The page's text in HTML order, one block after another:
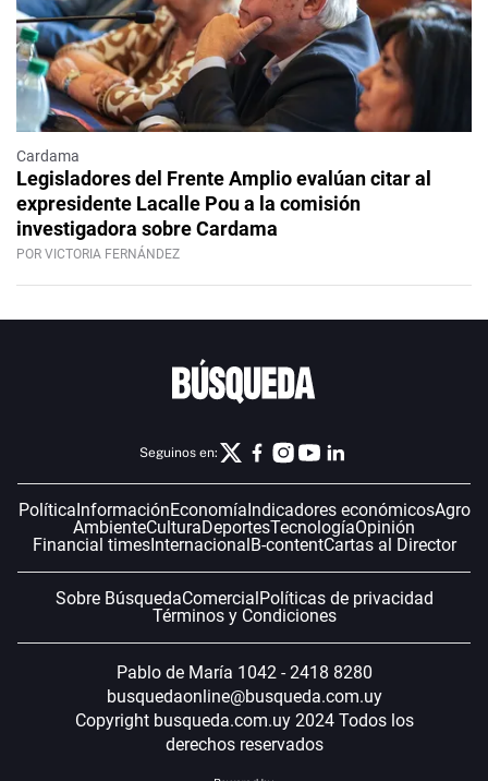
Cardama
Legisladores del Frente Amplio evalúan citar al
expresidente Lacalle Pou a la comisión
investigadora sobre Cardama
POR VICTORIA FERNÁNDEZ
Seguinos en:
PolíticaInformaciónEconomíaIndicadores económicosAgro
AmbienteCulturaDeportesTecnologíaOpinión
Financial timesInternacionalB-contentCartas al Director
Sobre BúsquedaComercialPolíticas de privacidad
Términos y Condiciones
Pablo de María 1042 - 2418 8280
busquedaonline@busqueda.com.uy
Copyright busqueda.com.uy 2024 Todos los
derechos reservados